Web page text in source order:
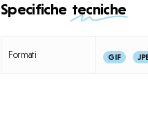
Specifiche tecniche
Formati GIF